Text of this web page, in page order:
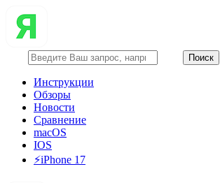
Инструкции
Обзоры
Новости
Сравнение
macOS
IOS
⚡️iPhone 17